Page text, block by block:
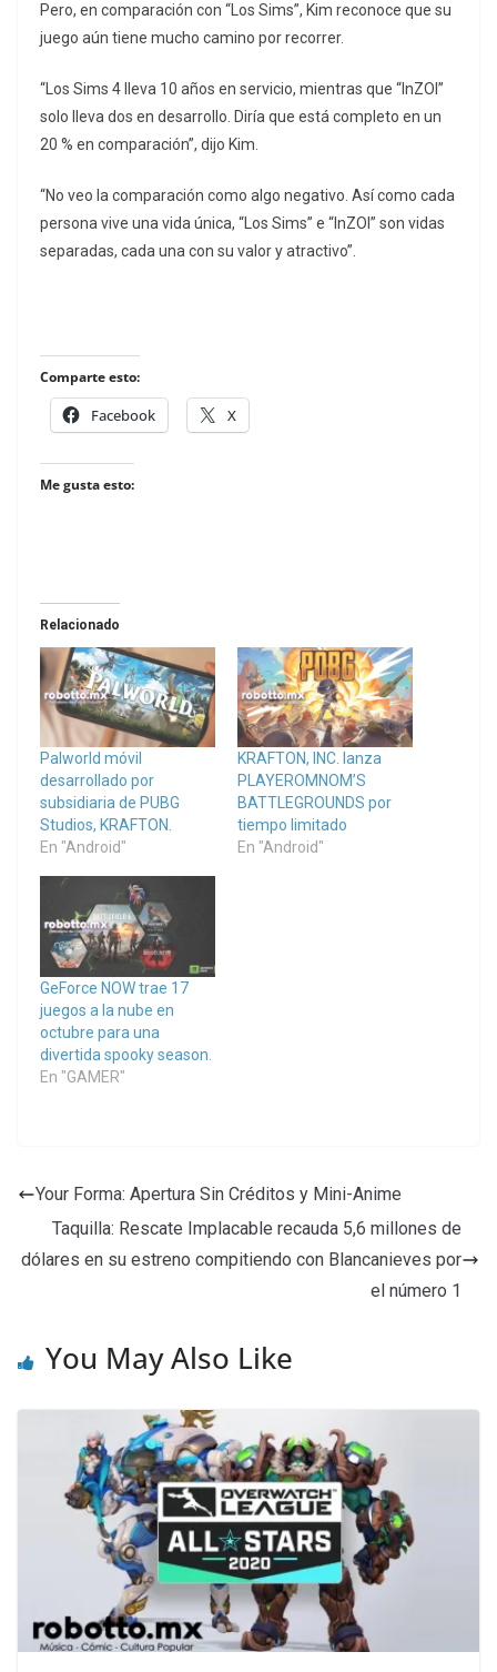
Pero, en comparación con “Los Sims”, Kim reconoce que su
juego aún tiene mucho camino por recorrer.
“Los Sims 4 lleva 10 años en servicio, mientras que “InZOI”
solo lleva dos en desarrollo. Diría que está completo en un
20 % en comparación”, dijo Kim.
“No veo la comparación como algo negativo. Así como cada
persona vive una vida única, “Los Sims” e “InZOI” son vidas
separadas, cada una con su valor y atractivo”.
Comparte esto:
Facebook X
Me gusta esto:
Relacionado
Palworld móvil
desarrollado por
subsidiaria de PUBG
Studios, KRAFTON.
En "Android"
KRAFTON, INC. lanza
PLAYEROMNOM’S
BATTLEGROUNDS por
tiempo limitado
En "Android"
GeForce NOW trae 17
juegos a la nube en
octubre para una
divertida spooky season.
En "GAMER"
Your Forma: Apertura Sin Créditos y Mini-Anime
Taquilla: Rescate Implacable recauda 5,6 millones de
dólares en su estreno compitiendo con Blancanieves por
el número 1
You May Also Like